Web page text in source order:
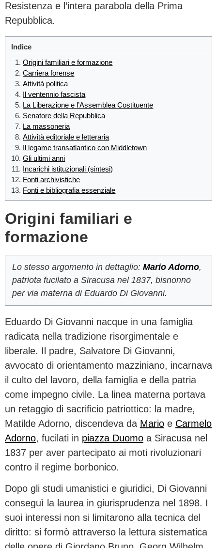
Resistenza e l’intera parabola della Prima
Repubblica.
Indice
Origini familiari e formazione
Carriera forense
Attività politica
Il ventennio fascista
La Liberazione e l’Assemblea Costituente
Senatore della Repubblica
La massoneria
Attività editoriale e letteraria
Il legame transatlantico con Middletown
Gli ultimi anni
Incarichi istituzionali (sintesi)
Fonti archivistiche
Fonti e bibliografia essenziale
Origini familiari e
formazione
Lo stesso argomento in dettaglio:Mario Adorno,
patriota fucilato a Siracusa nel 1837, bisnonno
per via materna di Eduardo Di Giovanni.
Eduardo Di Giovanni nacque in una famiglia
radicata nella tradizione risorgimentale e
liberale. Il padre, Salvatore Di Giovanni,
avvocato di orientamento mazziniano, incarnava
il culto del lavoro, della famiglia e della patria
come impegno civile. La linea materna portava
un retaggio di sacrificio patriottico: la madre,
Matilde Adorno, discendeva da Mario e Carmelo
Adorno, fucilati in piazza Duomo a Siracusa nel
1837 per aver partecipato ai moti rivoluzionari
contro il regime borbonico.
Dopo gli studi umanistici e giuridici, Di Giovanni
conseguì la laurea in giurisprudenza nel 1898. I
suoi interessi non si limitarono alla tecnica del
diritto: si formò attraverso la lettura sistematica